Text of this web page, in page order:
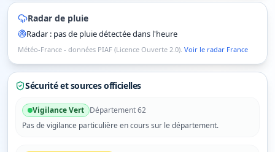
Radar de pluie
Radar : pas de pluie détectée dans l'heure
Météo-France - données PIAF (Licence Ouverte 2.0). Voir le radar France
Sécurité et sources officielles
VigilanceVert Département62
Pas de vigilance particulière en cours sur le département.